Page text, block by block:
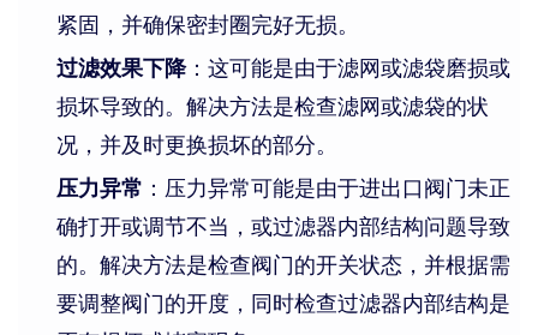
紧固，并确保密封圈完好无损。
过滤效果下降：这可能是由于滤网或滤袋磨损或
损坏导致的。解决方法是检查滤网或滤袋的状
况，并及时更换损坏的部分。
压力异常 ：压力异常可能是由于进出口阀门未正
确打开或调节不当，或过滤器内部结构问题导致
的。解决方法是检查阀门的开关状态，并根据需
要调整阀门的开度，同时检查过滤器内部结构是